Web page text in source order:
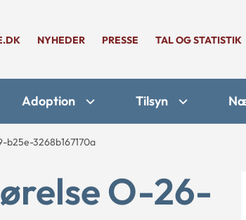
NYHEDER PRESSE TAL OG STATISTIK
Adoption Tilsyn
b25e-3268b167170a
O-26-